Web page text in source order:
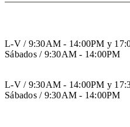
L-V / 9:30AM - 14:00PM y
Sábados / 9:30AM - 14:00PM
L-V / 9:30AM - 14:00PM y
Sábados / 9:30AM - 14:00PM